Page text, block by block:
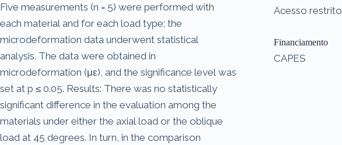
Five measurements (n = 5) were performed with
each material and for each load type; the
microdeformation data underwent statistical
analysis. The data were obtained in
microdeformation (με), and the significance level was
set at p ≤ 0.05. Results: There was no statistically
significant difference in the evaluation among the
materials under either the axial load or the oblique
load at 45 degrees. In turn, in the comparison
Acesso restrito
Financiamento
CAPES